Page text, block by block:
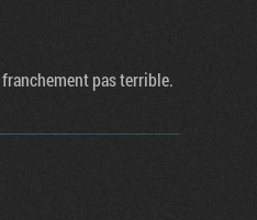
pas terrible.